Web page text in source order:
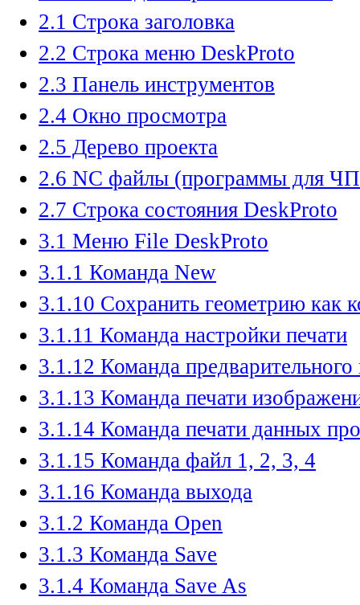
2.1 Строка заголовка
2.2 Строка меню DeskProto
2.3 Панель инструментов
2.4 Окно просмотра
2.5 Дерево проекта
2.6 NC файлы (программы для
2.7 Строка состояния DeskProto
3.1 Меню File DeskProto
3.1.1 Команда New
3.1.10 Сохранить геометрию как
3.1.11 Команда настройки печати
3.1.12 Команда
3.1.13 Команда печати
3.1.14 Команда печати данных
3.1.15 Команда файл 1, 2, 3, 4
3.1.16 Команда выхода
3.1.2 Команда Open
3.1.3 Команда Save
3.1.4 Команда Save As